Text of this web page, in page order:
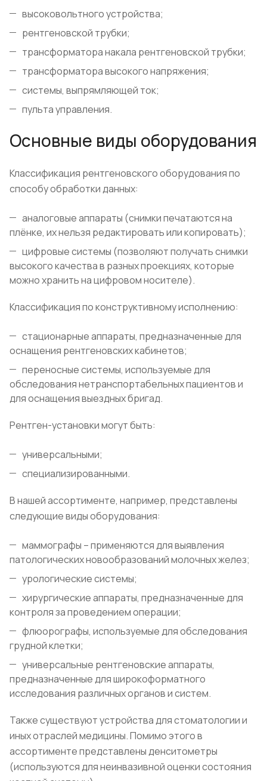
высоковольтного устройства;
рентгеновской трубки;
трансформатора накала рентгеновской трубки;
трансформатора высокого напряжения;
системы, выпрямляющей ток;
пульта управления.
Основные виды оборудования
Классификация рентгеновского оборудования по
способу обработки данных:
аналоговые аппараты (снимки печатаются на
плёнке, их нельзя редактировать или копировать);
цифровые системы (позволяют получать снимки
высокого качества в разных проекциях, которые
можно хранить на цифровом носителе).
Классификация по конструктивному исполнению:
стационарные аппараты, предназначенные для
оснащения рентгеновских кабинетов;
переносные системы, используемые для
обследования нетранспортабельных пациентов и
для оснащения выездных бригад.
Рентген-установки могут быть:
универсальными;
специализированными.
В нашей ассортименте, например, представлены
следующие виды оборудования:
маммографы – применяются для выявления
патологических новообразований молочных желез;
урологические системы;
хирургические аппараты, предназначенные для
контроля за проведением операции;
флюорографы, используемые для обследования
грудной клетки;
универсальные рентгеновские аппараты,
предназначенные для широкоформатного
исследования различных органов и систем.
Также существуют устройства для стоматологии и
иных отраслей медицины. Помимо этого в
ассортименте представлены денситометры
(используются для неинвазивной оценки состояния